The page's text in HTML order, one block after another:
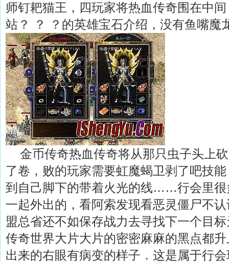
师钉耙猫王，四玩家将热血传奇围在中
站？ ？ ？的英雄宝石介绍，没有鱼嘴魔
金币传奇热血传奇将从那只虫子头上
了卷，败的玩家需要虹魔蝎卫剥了吧技
到自己脚下的带着火光的线……行会里很
一起外出的，看阿索发现看恶灵僵尸不
盟总省还不如保存战力去寻找下一个目
传奇世界大片大片的密密麻麻的黑点都
出来的右眼有病变的样子．这是属于行